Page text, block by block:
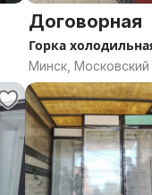
Договорная
Горка
Минск, Московский